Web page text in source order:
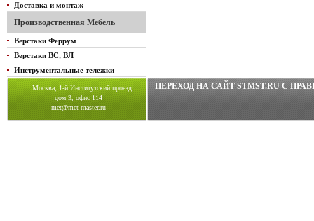
Доставка и монтаж
Производственная Мебель
Верстаки Феррум
Верстаки ВС, ВЛ
Инструментальные тележки
Москва, 1-й Институтский проезд
дом 3, офис 114
met@met-master.ru
ПЕРЕХОД НА САЙТ STMST.RU C